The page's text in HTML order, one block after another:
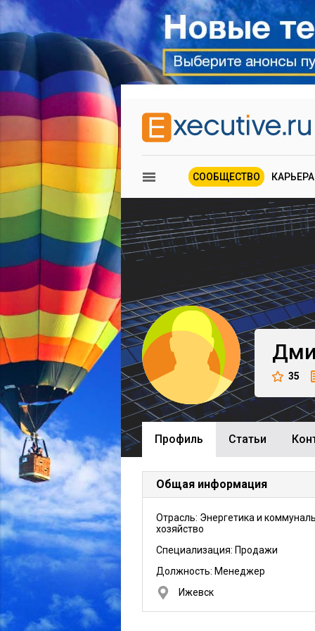
СООБЩЕСТВО КАРЬЕРА
35
Профиль Cтатьи
Общая информация
Отрасль: Энергетика и
хозяйство
Специализация: Продажи
Должность: Менеджер
Ижевск